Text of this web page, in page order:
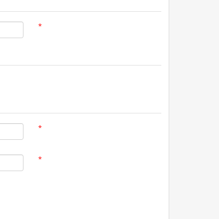
*
*
*